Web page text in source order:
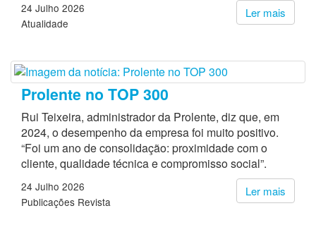
Ler mais
24 Julho 2026
Atualidade
Prolente no TOP 300
Rui Teixeira, administrador da Prolente, diz que, em
2024, o desempenho da empresa foi muito positivo.
“Foi um ano de consolidação: proximidade com o
cliente, qualidade técnica e compromisso social”.
Ler mais
24 Julho 2026
Publicações Revista